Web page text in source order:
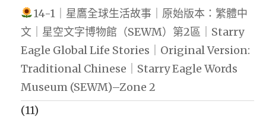
14-1｜星鷹全球生活故事｜原始版本：繁體中
文｜星空文字博物館（SEWM）第2區｜Starry
Eagle Global Life Stories｜Original Version:
Traditional Chinese｜Starry Eagle Words
Museum (SEWM)–Zone 2
(11)